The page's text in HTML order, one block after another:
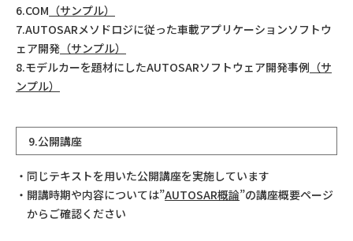
6.COM （サンプル）
7.AUTOSARメソドロジに従った車載アプリケーションソフトウ
ェア開発 （サンプル）
8.モデルカーを題材にしたAUTOSARソフトウェア開発事例 （サ
ンプル）
9.公開講座
・同じテキストを用いた公開講座を実施しています
・開講時期や内容については”AUTOSAR概論”の講座概要ページ
からご確認ください